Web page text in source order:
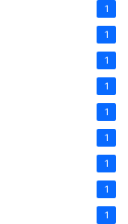
1
1
1
1
1
1
1
1
1